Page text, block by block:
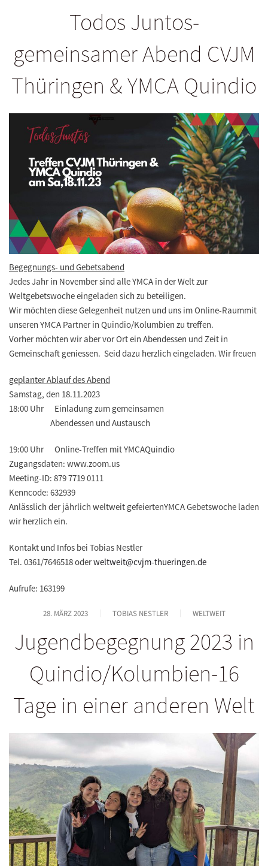
Todos Juntos-
gemeinsamer Abend CVJM
Thüringen & YMCA Quindio
Begegnungs- und Gebetsabend
Jedes Jahr in November sind alle YMCA in der Welt zur
Weltgebetswoche eingeladen sich zu beteiligen.
Wir möchten diese Gelegenheit nutzen und uns im Online-Raummit
unseren YMCA Partner in Quindio/Kolumbien zu treffen.
Vorher möchten wir aber vor Ort ein Abendessen und Zeit in
Gemeinschaft geniessen. Seid dazu herzlich eingeladen. Wir freuen
geplanter Ablauf des Abend
Samstag, den 18.11.2023
18:00 Uhr Einladung zum gemeinsamen
Abendessen und Austausch
19:00 Uhr Online-Treffen mit YMCAQuindio
Zugangsdaten: www.zoom.us
Meeting-ID: 879 7719 0111
Kenncode: 632939
Anlässlich der jährlich weltweit gefeiertenYMCA Gebetswoche laden
wir herzlich ein.
Kontakt und Infos bei Tobias Nestler
Tel. 0361/7646518 oderweltweit@cvjm-thueringen.de
Aufrufe: 163199
28. MÄRZ 2023 TOBIAS NESTLER WELTWEIT
Jugendbegegnung 2023 in
Quindio/Kolumbien-16
Tage in einer anderen Welt